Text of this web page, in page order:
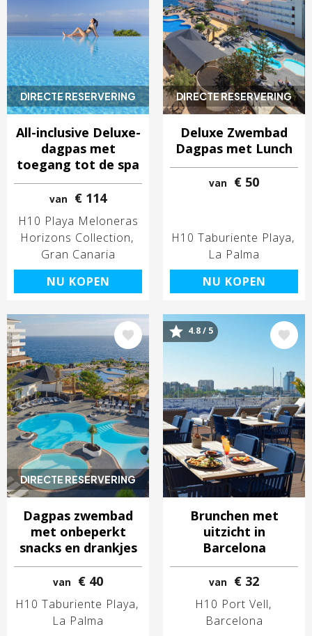
DIRECTE RESERVERING
All-inclusive Deluxe-
dagpas met
toegang tot de spa
van € 114
H10 Playa Meloneras
Horizons Collection
Gran Canaria
NU KOPEN
DIRECTE RESERVERING
Deluxe Zwembad
Dagpas met Lunch
van € 50
H10 Taburiente Playa
La Palma
NU KOPEN
DIRECTE RESERVERING
Afbeelding
Dagpas zwembad
met onbeperkt
snacks en drankjes
van € 40
H10 Taburiente Playa
La Palma
Afbeelding
4.8 / 5
Brunchen met
uitzicht in
Barcelona
van € 32
H10 Port Vell
Barcelona